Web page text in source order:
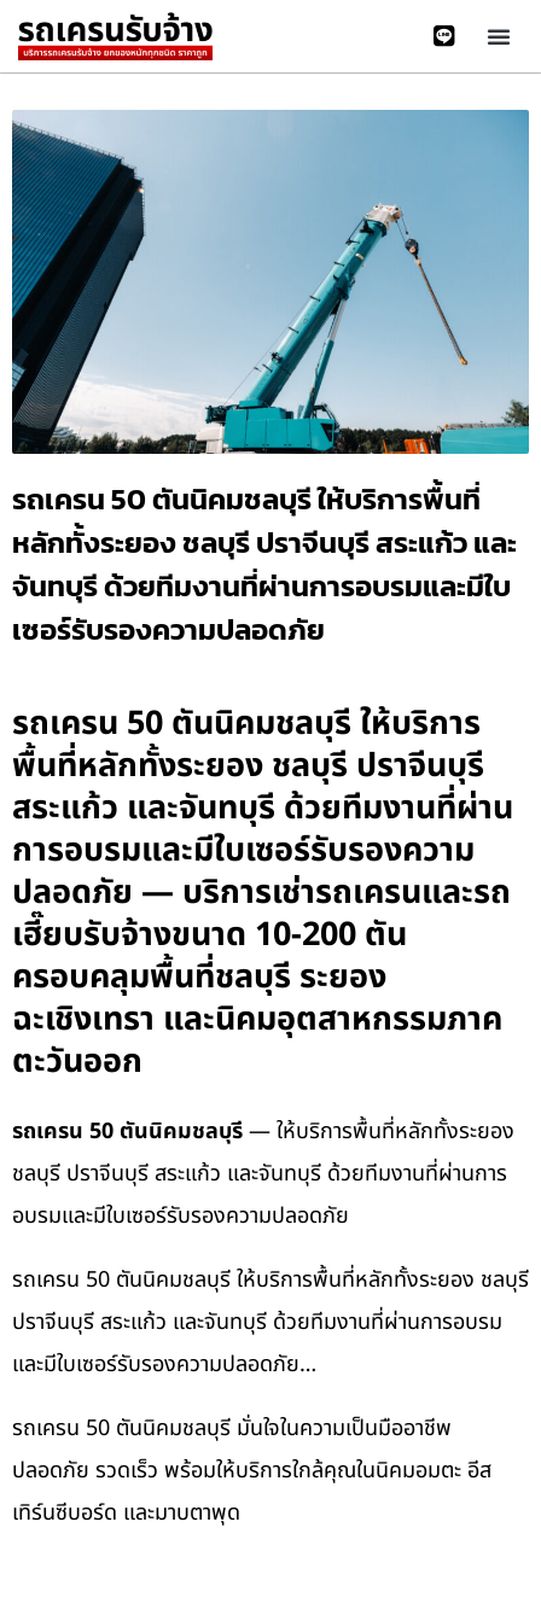
รถเครน 50 ตันนิคมชลบุรี ให้บริการพื้นที่
หลักทั้งระยอง ชลบุรี ปราจีนบุรี สระแก้ว และ
จันทบุรี ด้วยทีมงานที่ผ่านการอบรมและมีใบ
เซอร์รับรองความปลอดภัย
รถเครน 50 ตันนิคมชลบุรี ให้บริการ
พื้นที่หลักทั้งระยอง ชลบุรี ปราจีนบุรี
สระแก้ว และจันทบุรี ด้วยทีมงานที่ผ่าน
การอบรมและมีใบเซอร์รับรองความ
ปลอดภัย — บริการเช่ารถเครนและรถ
เฮี๊ยบรับจ้างขนาด 10-200 ตัน
ครอบคลุมพื้นที่ชลบุรี ระยอง
ฉะเชิงเทรา และนิคมอุตสาหกรรมภาค
ตะวันออก
รถเครน 50 ตันนิคมชลบุรี— ให้บริการพื้นที่หลักทั้งระยอง
ชลบุรี ปราจีนบุรี สระแก้ว และจันทบุรี ด้วยทีมงานที่ผ่านการ
อบรมและมีใบเซอร์รับรองความปลอดภัย
รถเครน 50 ตันนิคมชลบุรี ให้บริการพื้นที่หลักทั้งระยอง ชลบุรี
ปราจีนบุรี สระแก้ว และจันทบุรี ด้วยทีมงานที่ผ่านการอบรม
และมีใบเซอร์รับรองความปลอดภัย…
รถเครน 50 ตันนิคมชลบุรี มั่นใจในความเป็นมืออาชีพ
ปลอดภัย รวดเร็ว พร้อมให้บริการใกล้คุณในนิคมอมตะ อีส
เทิร์นซีบอร์ด และมาบตาพุด